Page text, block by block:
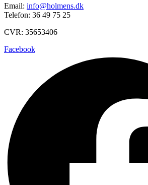
Email: info@holmens.dk
Telefon: 36 49 75 25
CVR: 35653406
Facebook